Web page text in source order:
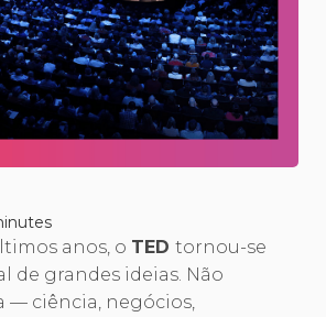
anos, o TED tornou-se
de grandes ideias. Não
— ciência, negócios,